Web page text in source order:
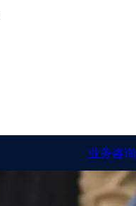
业务咨询